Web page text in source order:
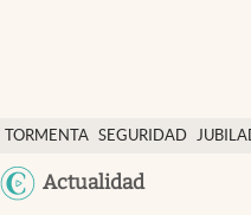
TORMENTA SEGURIDAD
Actualidad
Economía y finanzas
Política